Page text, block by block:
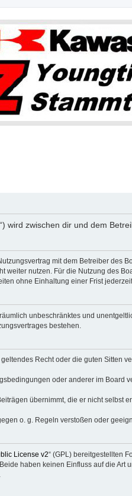
wird zwischen dir und dem
mit dem Betreiber
nutzen. Für die Nutzung des
ohne Einhaltung einer Frist
unbeschränktes und
bestehen.
Recht oder die guten
oder anderer im
übernimmt, die er nicht
o. g. Regeln verstoßen oder
License v2“ (GPL) bereitgestellten
haben keinen Einfluss auf die